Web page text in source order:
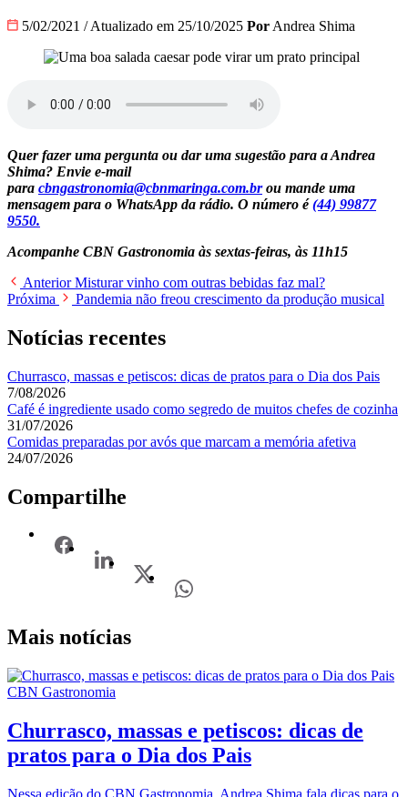
5/02/2021 / Atualizado em 25/10/2025 Por Andrea Shima
Quer fazer uma pergunta ou dar uma sugestão para a Andrea
Shima? Envie e-mail
para cbngastronomia@cbnmaringa.com.brou mande uma
mensagem para o WhatsApp da rádio. O número é(44) 99877
9550.
Acompanhe CBN Gastronomia às sextas-feiras, às 11h15
AnteriorMisturar vinho com outras bebidas faz mal?
Próxima
Pandemia não freou crescimento da produção musical
Notícias recentes
Churrasco, massas e petiscos: dicas de pratos para o Dia dos Pais
7/08/2026
Café é ingrediente usado como segredo de muitos chefes de cozinha
31/07/2026
Comidas preparadas por avós que marcam a memória afetiva
24/07/2026
Compartilhe
Mais notícias
CBN Gastronomia
Churrasco, massas e petiscos: dicas de
pratos para o Dia dos Pais
Nessa edição do CBN Gastronomia, Andrea Shima fala dicas para o